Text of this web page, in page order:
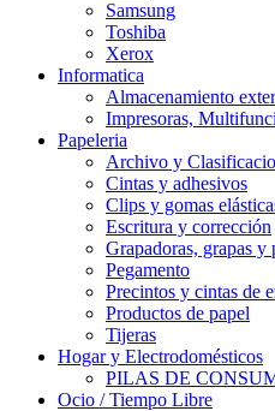
Samsung
Toshiba
Xerox
Informatica
Almacenamiento
Impresoras,
Papeleria
Archivo y
Cintas y adhesivos
Clips y gomas
Escritura y corrección
Grapadoras, grapas y
Pegamento
Precintos y cintas de
Productos de papel
Tijeras
Hogar y Electrodomésticos
PILAS DE
Ocio / Tiempo Libre